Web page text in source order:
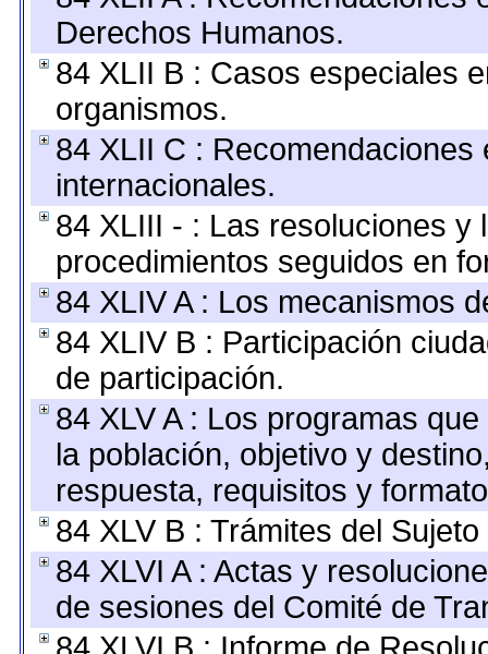
Derechos Humanos.
84 XLII B : Casos especiales
organismos.
84 XLII C :
internacionales.
84 XLIII - : Las resoluciones
procedimientos seguidos en
84 XLIV A : Los mecanismos
84 XLIV B : Participación
de participación.
84 XLV A : Los programas
la población, objetivo y
respuesta, requisitos y
84 XLV B : Trámites del
84 XLVI A : Actas y
de sesiones del Comité de